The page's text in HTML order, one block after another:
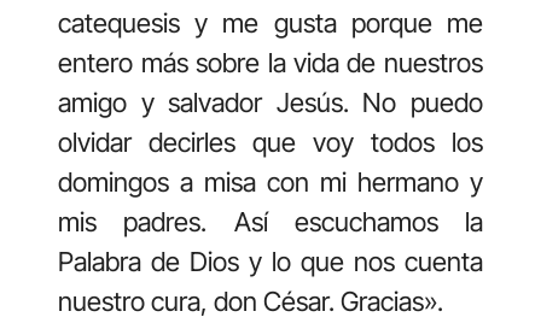
catequesis y me gusta porque me
entero más sobre la vida de nuestros
amigo y salvador Jesús. No puedo
olvidar decirles que voy todos los
domingos a misa con mi hermano y
mis padres. Así escuchamos la
Palabra de Dios y lo que nos cuenta
nuestro cura, don César. Gracias».